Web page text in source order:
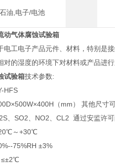
油,电子/电池
动气体腐蚀试验箱
电工电子产品元件、材料，特别是
对的湿度的环境下对材料或产品进
试验箱技术参数:
HFS
（mm） 其他尺寸
、SO2、NO2、CL2 通过安监许
～+30℃
75%RH ±3%
≤±2℃